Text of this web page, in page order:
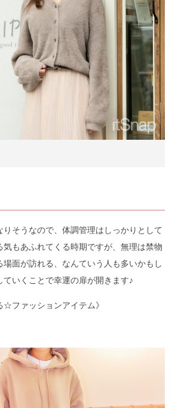
そうなので、体調管理はしっかりとして
気もあふれてくる時期ですが、無理は禁物
面が訪れる、なんていう人も多いかもし
いくことで幸運の扉が開きます♪
☆ファッションアイテム》